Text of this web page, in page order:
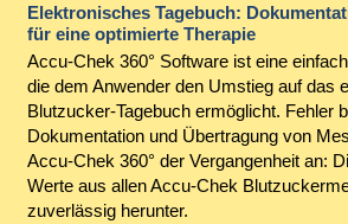
Elektronisches Tagebuch:
für eine optimierte Therapie
Accu-Chek 360° Software ist eine
die dem Anwender den Umstieg auf das
Blutzucker-Tagebuch ermöglicht. Fehler
Dokumentation und Übertragung von
Accu-Chek 360° der Vergangenheit an:
Werte aus allen Accu-Chek
zuverlässig herunter.